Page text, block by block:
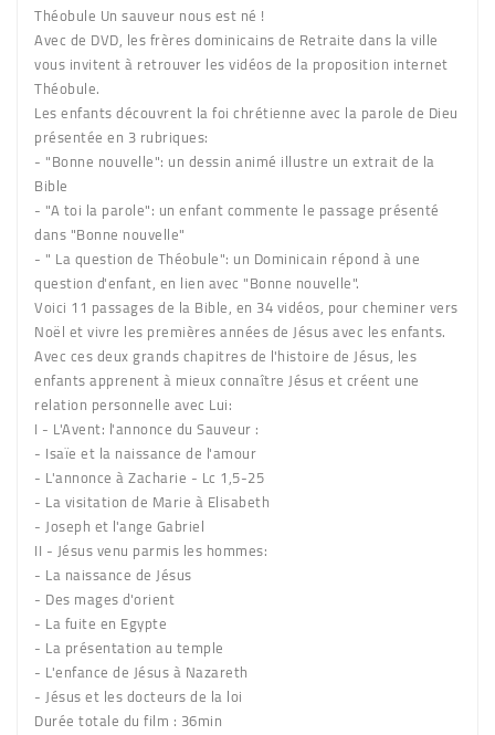
Théobule Un sauveur nous est né !
Avec de DVD, les frères dominicains de Retraite dans la ville
vous invitent à retrouver les vidéos de la proposition internet
Théobule.
Les enfants découvrent la foi chrétienne avec la parole de Dieu
présentée en 3 rubriques:
- "Bonne nouvelle": un dessin animé illustre un extrait de la
Bible
- "A toi la parole": un enfant commente le passage présenté
dans "Bonne nouvelle"
- " La question de Théobule": un Dominicain répond à une
question d'enfant, en lien avec "Bonne nouvelle".
Voici 11 passages de la Bible, en 34 vidéos, pour cheminer vers
Noël et vivre les premières années de Jésus avec les enfants.
Avec ces deux grands chapitres de l'histoire de Jésus, les
enfants apprenent à mieux connaître Jésus et créent une
relation personnelle avec Lui:
I - L'Avent: l'annonce du Sauveur :
- Isaïe et la naissance de l'amour
- L'annonce à Zacharie - Lc 1,5-25
- La visitation de Marie à Elisabeth
- Joseph et l'ange Gabriel
II - Jésus venu parmis les hommes:
- La naissance de Jésus
- Des mages d'orient
- La fuite en Egypte
- La présentation au temple
- L'enfance de Jésus à Nazareth
- Jésus et les docteurs de la loi
Durée totale du film : 36min